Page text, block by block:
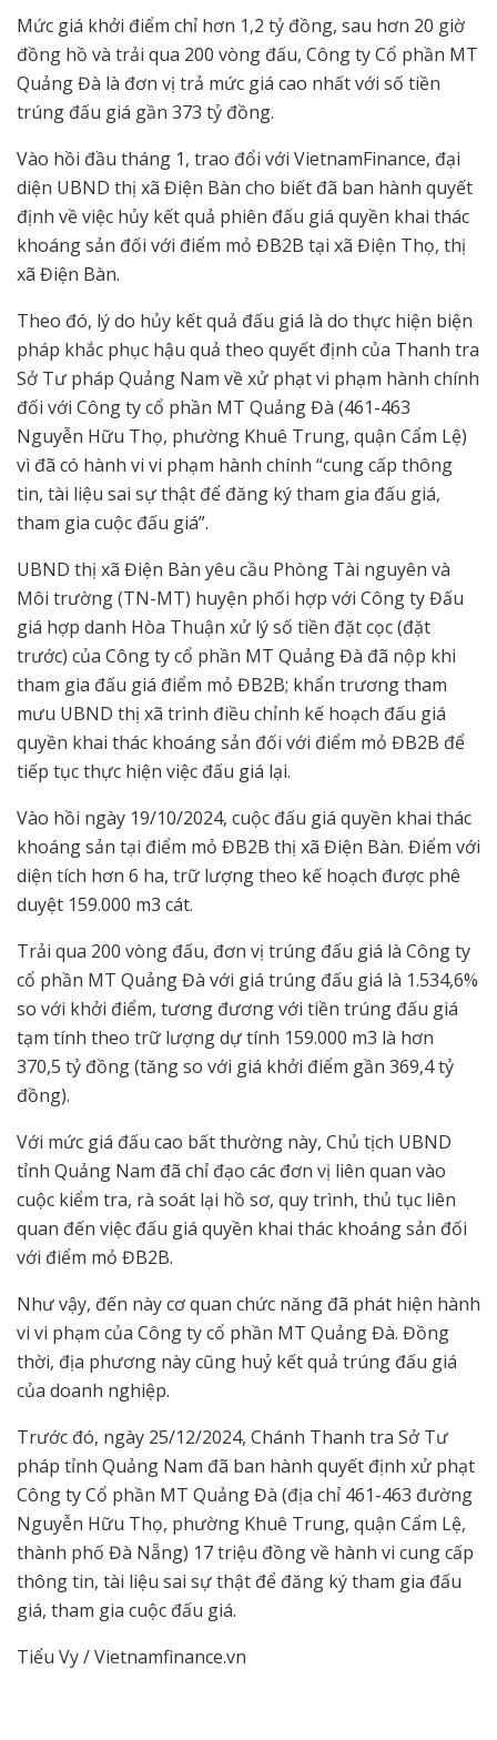
Mức giá khởi điểm chỉ hơn 1,2 tỷ đồng, sau hơn 20 giờ
đồng hồ và trải qua 200 vòng đấu, Công ty Cổ phần MT
Quảng Đà là đơn vị trả mức giá cao nhất với số tiền
trúng đấu giá gần 373 tỷ đồng.
Vào hồi đầu tháng 1, trao đổi với VietnamFinance, đại
diện UBND thị xã Điện Bàn cho biết đã ban hành quyết
định về việc hủy kết quả phiên đấu giá quyền khai thác
khoáng sản đối với điểm mỏ ĐB2B tại xã Điện Thọ, thị
xã Điện Bàn.
Theo đó, lý do hủy kết quả đấu giá là do thực hiện biện
pháp khắc phục hậu quả theo quyết định của Thanh tra
Sở Tư pháp Quảng Nam về xử phạt vi phạm hành chính
đối với Công ty cổ phần MT Quảng Đà (461-463
Nguyễn Hữu Thọ, phường Khuê Trung, quận Cẩm Lệ)
vì đã có hành vi vi phạm hành chính “cung cấp thông
tin, tài liệu sai sự thật để đăng ký tham gia đấu giá,
tham gia cuộc đấu giá”.
UBND thị xã Điện Bàn yêu cầu Phòng Tài nguyên và
Môi trường (TN-MT) huyện phối hợp với Công ty Đấu
giá hợp danh Hòa Thuận xử lý số tiền đặt cọc (đặt
trước) của Công ty cổ phần MT Quảng Đà đã nộp khi
tham gia đấu giá điểm mỏ ĐB2B; khẩn trương tham
mưu UBND thị xã trình điều chỉnh kế hoạch đấu giá
quyền khai thác khoáng sản đối với điểm mỏ ĐB2B để
tiếp tục thực hiện việc đấu giá lại.
Vào hồi ngày 19/10/2024, cuộc đấu giá quyền khai thác
khoáng sản tại điểm mỏ ĐB2B thị xã Điện Bàn. Điểm với
diện tích hơn 6 ha, trữ lượng theo kế hoạch được phê
duyệt 159.000 m3 cát.
Trải qua 200 vòng đấu, đơn vị trúng đấu giá là Công ty
cổ phần MT Quảng Đà với giá trúng đấu giá là 1.534,6%
so với khởi điểm, tương đương với tiền trúng đấu giá
tạm tính theo trữ lượng dự tính 159.000 m3 là hơn
370,5 tỷ đồng (tăng so với giá khởi điểm gần 369,4 tỷ
đồng).
Với mức giá đấu cao bất thường này, Chủ tịch UBND
tỉnh Quảng Nam đã chỉ đạo các đơn vị liên quan vào
cuộc kiểm tra, rà soát lại hồ sơ, quy trình, thủ tục liên
quan đến việc đấu giá quyền khai thác khoáng sản đối
với điểm mỏ ĐB2B.
Như vậy, đến này cơ quan chức năng đã phát hiện hành
vi vi phạm của Công ty cổ phần MT Quảng Đà. Đồng
thời, địa phương này cũng huỷ kết quả trúng đấu giá
của doanh nghiệp.
Trước đó, ngày 25/12/2024, Chánh Thanh tra Sở Tư
pháp tỉnh Quảng Nam đã ban hành quyết định xử phạt
Công ty Cổ phần MT Quảng Đà (địa chỉ 461-463 đường
Nguyễn Hữu Thọ, phường Khuê Trung, quận Cẩm Lệ,
thành phố Đà Nẵng) 17 triệu đồng về hành vi cung cấp
thông tin, tài liệu sai sự thật để đăng ký tham gia đấu
giá, tham gia cuộc đấu giá.
Tiểu Vy / Vietnamfinance.vn